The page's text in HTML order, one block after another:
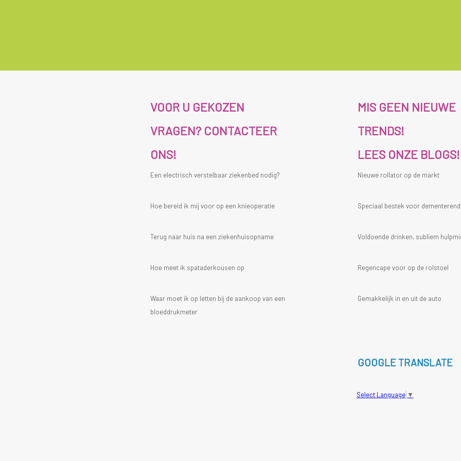
VOOR U GEKOZEN
VRAGEN? CONTACTEER
ONS!
Een electrisch verstelbaar ziekenbed nodig?
Hoe bereid ik mij voor op een knieoperatie
Terug naar huis na een ziekenhuisopname
Hoe meet ik spataderkousen op
Waar moet ik op letten bij de aankoop van een
bloeddrukmeter
MIS GEEN NIEUWE
TRENDS!
LEES ONZE BLOGS!
Nieuwe rollator op de markt
Speciaal bestek voor
Voldoende drinken, subliem
Regencape voor op de rolstoel
Gemakkelijk in en uit de auto
GOOGLE TRANSLATE
Select Language ▼